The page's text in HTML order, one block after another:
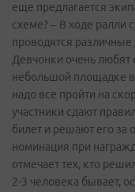
еще предлагается
схеме? – В ходе ралли
проводятся
Девчонки очень любят
небольшой площадке
надо все пройти на
участники сдают
билет и решают его
номинация при
отмечает тех, кто
2-3 человека бывает,